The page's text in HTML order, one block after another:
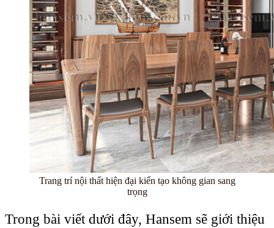
Trang trí nội thất hiện đại kiến tạo không gian sang
trọng
Trong bài viết dưới đây, Hansem sẽ giới thiệu